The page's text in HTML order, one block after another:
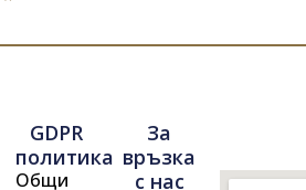
GDPR
политика
Общи
За
връзка
с нас